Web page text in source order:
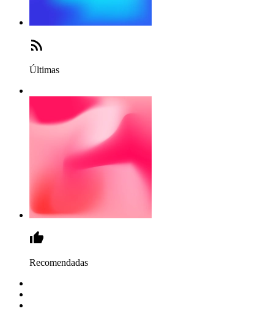
Últimas
Recomendadas